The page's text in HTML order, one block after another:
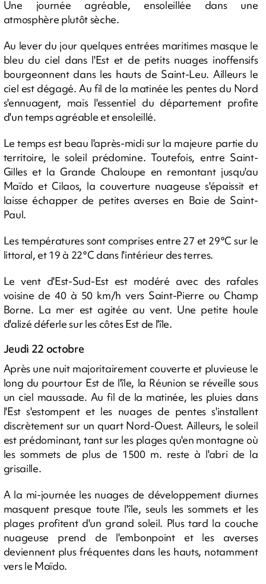
Une journée agréable, ensoleillée dans une
atmosphère plutôt sèche.
Au lever du jour quelques entrées maritimes masque le
bleu du ciel dans l'Est et de petits nuages inoffensifs
bourgeonnent dans les hauts de Saint-Leu. Ailleurs le
ciel est dégagé. Au fil de la matinée les pentes du Nord
s'ennuagent, mais l'essentiel du département profite
d'un temps agréable et ensoleillé.
Le temps est beau l'après-midi sur la majeure partie du
territoire, le soleil prédomine. Toutefois, entre Saint-
Gilles et la Grande Chaloupe en remontant jusqu'au
Maïdo et Cilaos, la couverture nuageuse s'épaissit et
laisse échapper de petites averses en Baie de Saint-
Paul.
Les températures sont comprises entre 27 et 29°C sur le
littoral, et 19 à 22°C dans l'intérieur des terres.
Le vent d'Est-Sud-Est est modéré avec des rafales
voisine de 40 à 50 km/h vers Saint-Pierre ou Champ
Borne. La mer est agitée au vent. Une petite houle
d'alizé déferle sur les côtes Est de l'île.
Jeudi 22 octobre
Après une nuit majoritairement couverte et pluvieuse le
long du pourtour Est de l'île, la Réunion se réveille sous
un ciel maussade. Au fil de la matinée, les pluies dans
l'Est s'estompent et les nuages de pentes s'installent
discrètement sur un quart Nord-Ouest. Ailleurs, le soleil
est prédominant, tant sur les plages qu'en montagne où
les sommets de plus de 1500 m. reste à l'abri de la
grisaille.
A la mi-journée les nuages de développement diurnes
masquent presque toute l'île, seuls les sommets et les
plages profitent d'un grand soleil. Plus tard la couche
nuageuse prend de l'embonpoint et les averses
deviennent plus fréquentes dans les hauts, notamment
vers le Maïdo.